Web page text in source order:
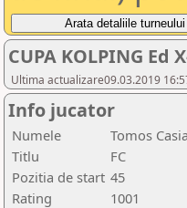
CUPA KOLPING Ed
Ultima actualizare09.03.2019
Info jucator
Numele
Tomos
Titlu
FC
Pozitia de start 45
Rating
1001